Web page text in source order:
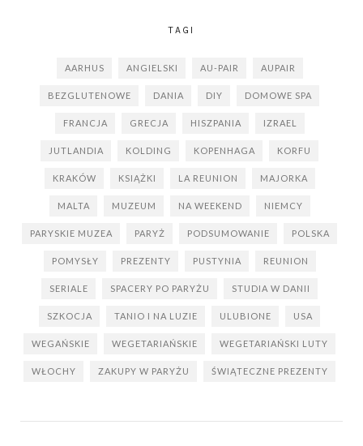
TAGI
AARHUS ANGIELSKI AU-PAIR AUPAIR
BEZGLUTENOWE DANIA DIY DOMOWE SPA
FRANCJA GRECJA HISZPANIA IZRAEL
JUTLANDIA KOLDING KOPENHAGA KORFU
KRAKÓW KSIĄŻKI LA REUNION MAJORKA
MALTA MUZEUM NA WEEKEND NIEMCY
PARYSKIE MUZEA PARYŻ PODSUMOWANIE POLSKA
POMYSŁY PREZENTY PUSTYNIA REUNION
SERIALE SPACERY PO PARYŻU STUDIA W DANII
SZKOCJA TANIO I NA LUZIE ULUBIONE USA
WEGAŃSKIE WEGETARIAŃSKIE WEGETARIAŃSKI LUTY
WŁOCHY ZAKUPY W PARYŻU ŚWIĄTECZNE PREZENTY